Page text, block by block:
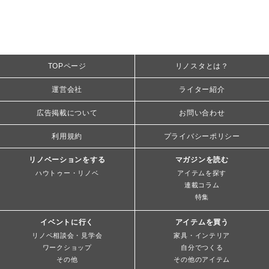
TOPページ リノスタとは？
運営会社 ライター紹介
広告掲載について お問い合わせ
利用規約 プライバシーポリシー
リノベーションをする
ハウトゥー・リノベ
マガジンを読む
アイテムを探す
連載コラム
特集
イベントに行く
リノベ相談会・見学会
ワークショップ
その他
アイテムを買う
家具・インテリア
自分でつくる
その他のアイテム